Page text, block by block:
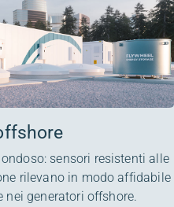
sensori resistenti alle
rilevano in modo affidabile
generatori offshore.